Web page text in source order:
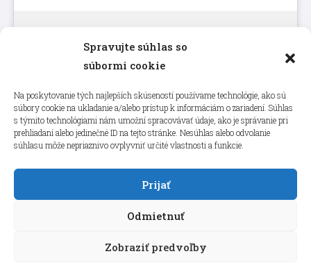
Spravujte súhlas so
súbormi cookie
Na poskytovanie tých najlepších skúseností používame technológie, ako sú
súbory cookie na ukladanie a/alebo prístup k informáciám o zariadení. Súhlas
s týmito technológiami nám umožní spracovávať údaje, ako je správanie pri
prehliadaní alebo jedinečné ID na tejto stránke. Nesúhlas alebo odvolanie
súhlasu môže nepriaznivo ovplyvniť určité vlastnosti a funkcie.
Prijať
Odmietnuť
Zobraziť predvoľby
Kliknutím prijmete súbory cookie
Copyright © 2026 aneps.sk